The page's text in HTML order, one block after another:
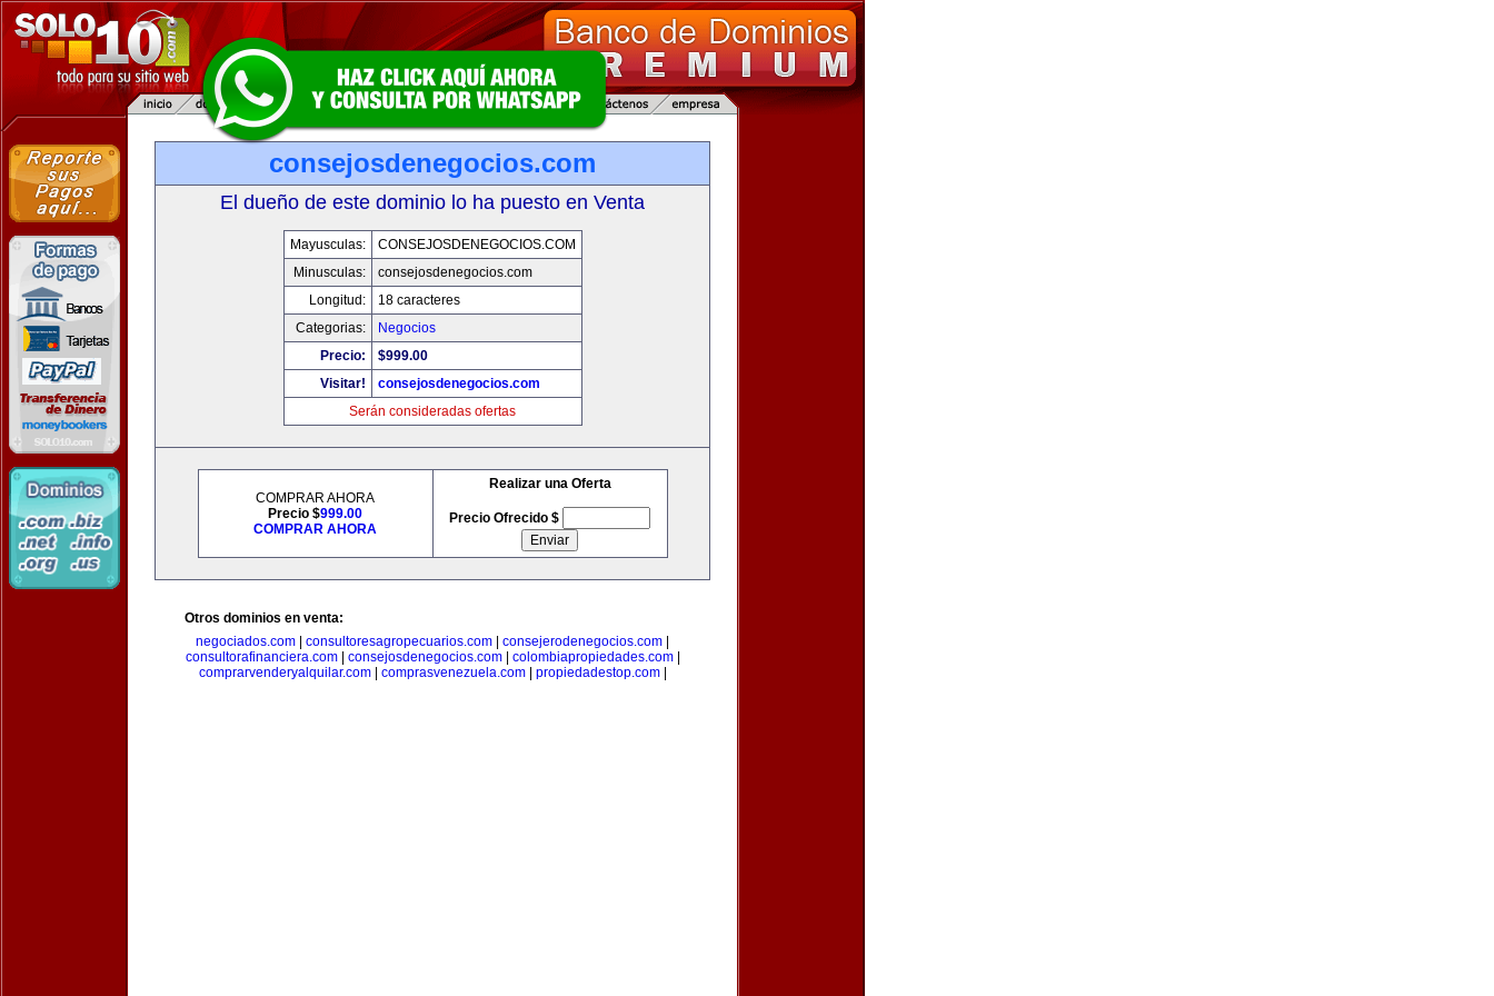
consejosdenegocios.com
El dueño de este dominio lo ha puesto en Venta
Mayusculas:
CONSEJOSDENEGOCIOS.COM
Minusculas:
consejosdenegocios.com
Longitud:
18 caracteres
Categorias:
Negocios
Precio:
$999.00
Visitar!
consejosdenegocios.com
Serán consideradas ofertas
COMPRAR AHORA
Precio $999.00
COMPRAR AHORA
Realizar una Oferta
Precio Ofrecido $
Otros dominios en venta:
negociados.com
consultoresagropecuarios.com consejerodenegocios.com
consultorafinanciera.com| consejosdenegocios.com| colombiapropiedades.com|
comprarvenderyalquilar.com| comprasvenezuela.com| propiedadestop.com|